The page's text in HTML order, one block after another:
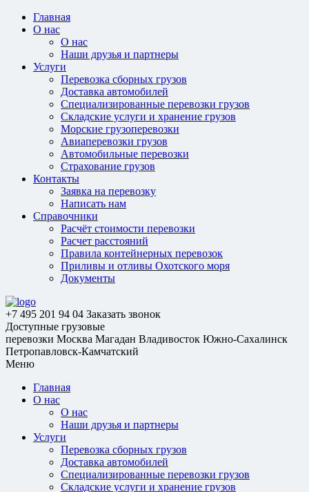
Главная
О нас
О нас
Наши друзья и партнеры
Услуги
Перевозка сборных грузов
Доставка автомобилей
Специализированные перевозки грузов
Складские услуги и хранение грузов
Морские грузоперевозки
Авиаперевозки грузов
Автомобильные перевозки
Страхование грузов
Контакты
Заявка на перевозку
Написать нам
Справочники
Расчёт стоимости перевозки
Расчет расстояний
Правила контейнерных перевозок
Приливы и отливы Охотского моря
Документы
+7 495 201 94 04 Заказать звонок
Доступные грузовые
перевозки Москва Магадан Владивосток Южно-Сахалинск
Петропавловск-Камчатский
Меню
Главная
О нас
О нас
Наши друзья и партнеры
Услуги
Перевозка сборных грузов
Доставка автомобилей
Специализированные перевозки грузов
Складские услуги и хранение грузов